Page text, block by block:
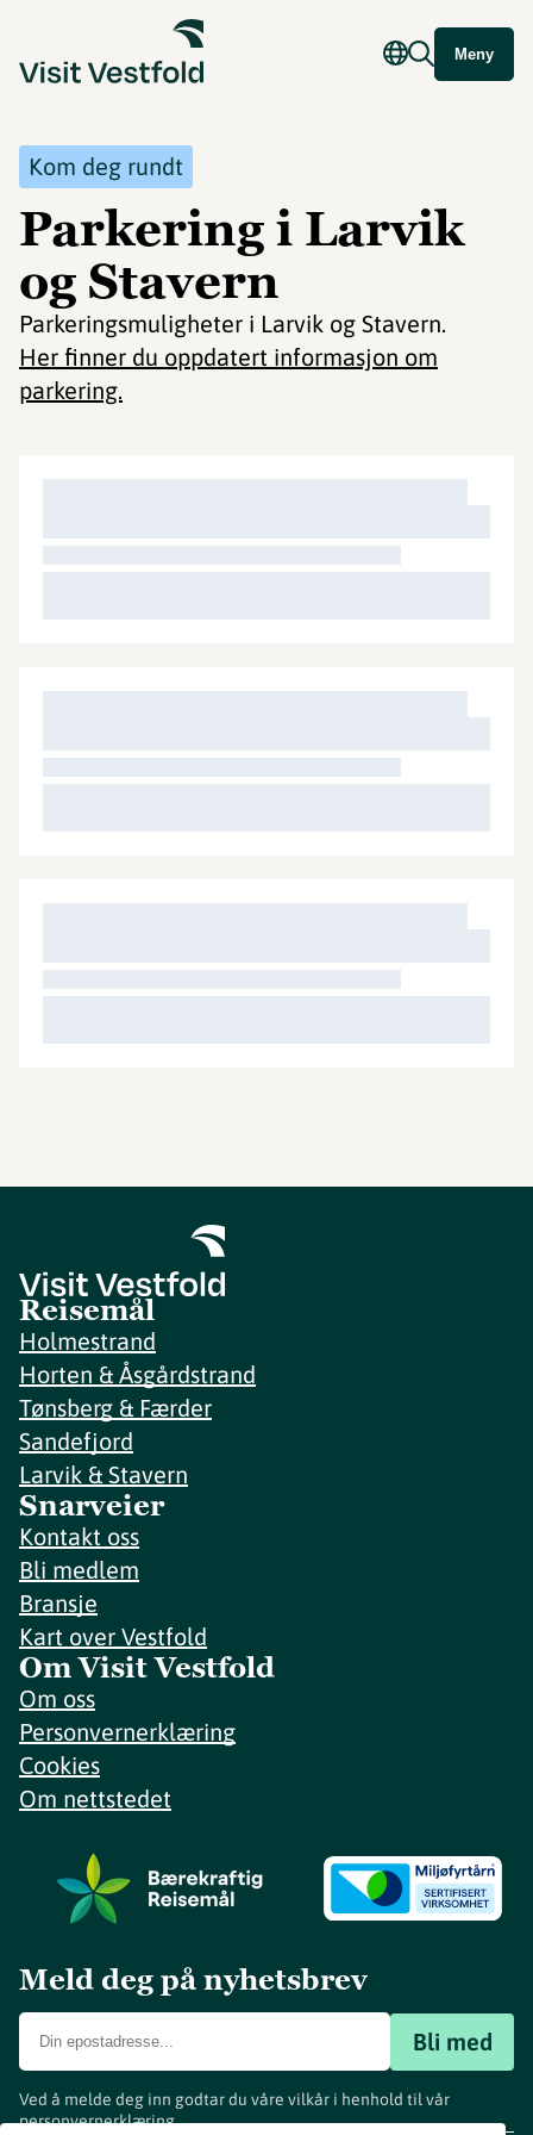
Meny
Kom deg rundt
Parkering i Larvik
og Stavern
Parkeringsmuligheter i Larvik og Stavern.
Her finner du oppdatert informasjon om
parkering.
Reisemål
Holmestrand
Horten & Åsgårdstrand
Tønsberg & Færder
Sandefjord
Larvik & Stavern
Snarveier
Kontakt oss
Bli medlem
Bransje
Kart over Vestfold
Om Visit Vestfold
Om oss
Personvernerklæring
Cookies
Om nettstedet
Meld deg på nyhetsbrev
Bli med
Ved å melde deg inn godtar du våre vilkår i henhold til vår
personvernerklæring.